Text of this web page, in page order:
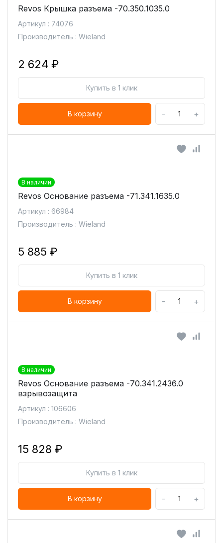
Revos Крышка разъема -70.350.1035.0
Артикул : 74076
Производитель : Wieland
2 624 ₽
Купить в 1 клик
В корзину - +
В наличии
Revos Основание разъема -71.341.1635.0
Артикул : 66984
Производитель : Wieland
5 885 ₽
Купить в 1 клик
В корзину - +
В наличии
Revos Основание разъема -70.341.2436.0
взрывозащита
Артикул : 106606
Производитель : Wieland
15 828 ₽
Купить в 1 клик
В корзину - +